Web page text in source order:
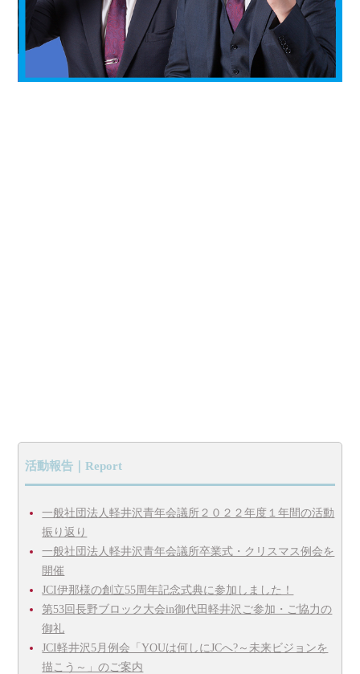
活動報告｜Report
一般社団法人軽井沢青年会議所２０２２年度１年間の活動
振り返り
一般社団法人軽井沢青年会議所卒業式・クリスマス例会を
開催
JCI伊那様の創立55周年記念式典に参加しました！
第53回長野ブロック大会in御代田軽井沢ご参加・ご協力の
御礼
JCI軽井沢5月例会「YOUは何しにJCへ?～未来ビジョンを
描こう～」のご案内